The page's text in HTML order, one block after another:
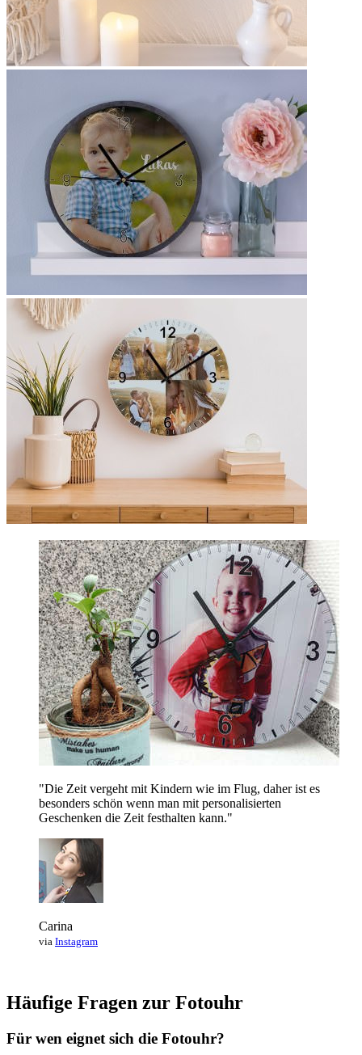
"Die Zeit vergeht mit Kindern wie im Flug, daher ist es
besonders schön wenn man mit personalisierten
Geschenken die Zeit festhalten kann."
Carina
via Instagram
Häufige Fragen zur Fotouhr
Für wen eignet sich die Fotouhr?